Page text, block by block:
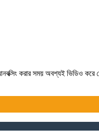
করার সময় অবশ্যই ভিডিও করে